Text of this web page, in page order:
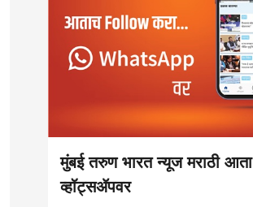
मुंबई तरुण भारत न्यूज मराठी आता
व्हॉट्सॲपवर